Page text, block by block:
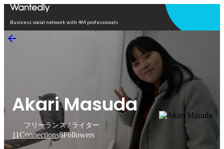
Business social network with 4M professionals
Akari Masuda
フリーランス / ライター
11Connections8Followers